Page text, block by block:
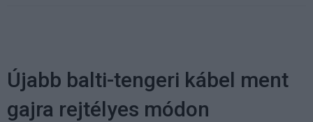
Újabb balti-tengeri kábel ment
gajra rejtélyes módon